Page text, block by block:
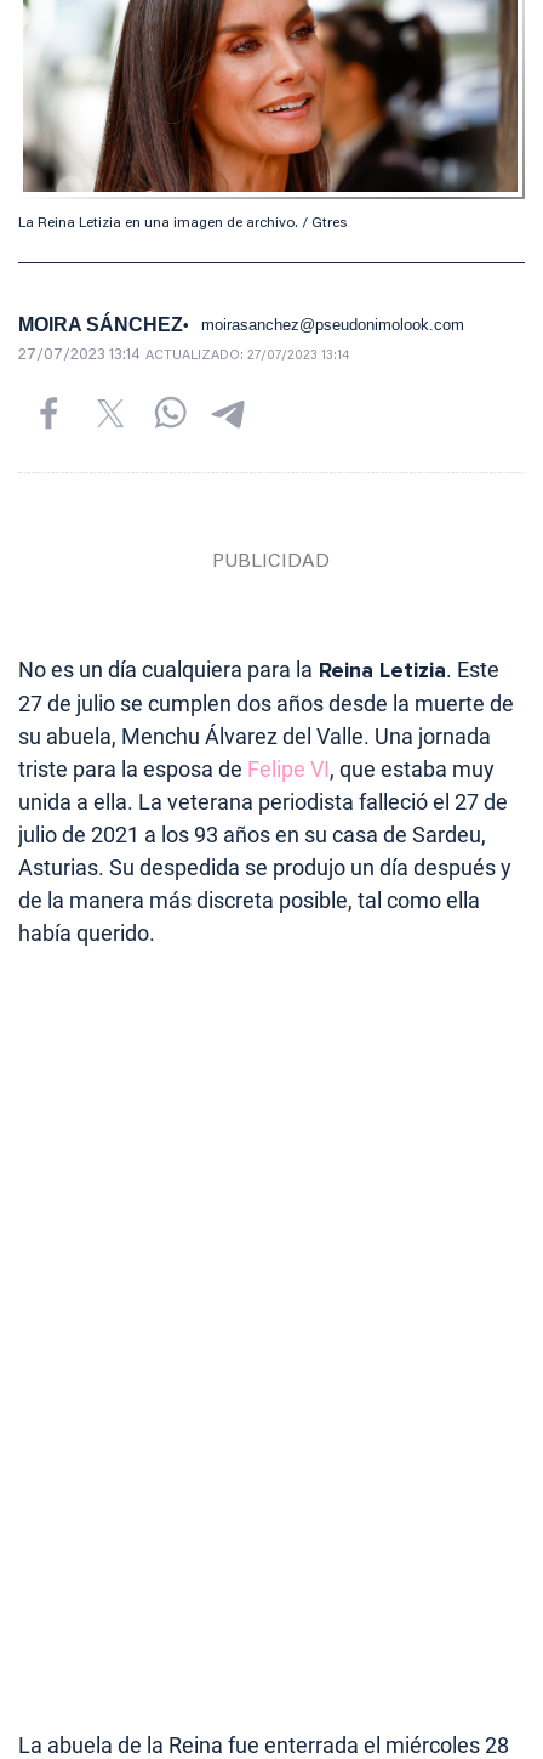
La Reina Letizia en una imagen de archivo. / Gtres
MOIRA SÁNCHEZ moirasanchez@pseudonimolook.com
27/07/2023 13:14 ACTUALIZADO: 27/07/2023 13:14
No es un día cualquiera para la Reina Letizia. Este
27 de julio se cumplen dos años desde la muerte de
su abuela, Menchu Álvarez del Valle. Una jornada
triste para la esposa de Felipe VI, que estaba muy
unida a ella. La veterana periodista falleció el 27 de
julio de 2021 a los 93 años en su casa de Sardeu,
Asturias. Su despedida se produjo un día después y
de la manera más discreta posible, tal como ella
había querido.
La abuela de la Reina fue enterrada el miércoles 28